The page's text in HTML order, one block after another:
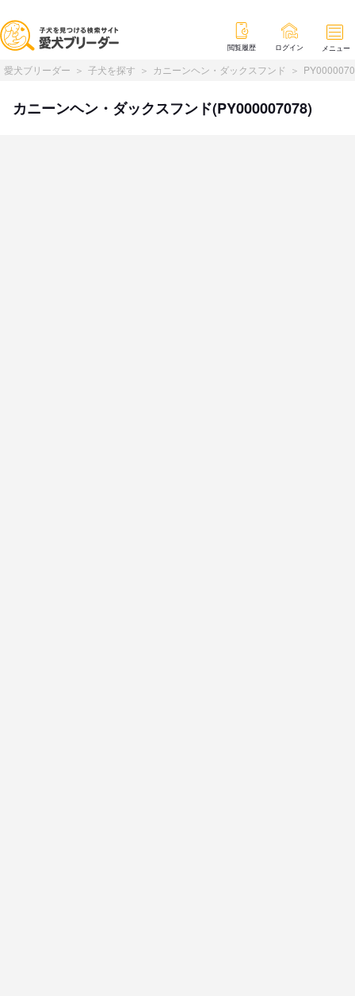
閲覧履歴 ログイン メニュー
愛犬ブリーダー 子犬を探す カニーンヘン・ダックスフンド
カニーンヘン・ダックスフンド(PY000007078)